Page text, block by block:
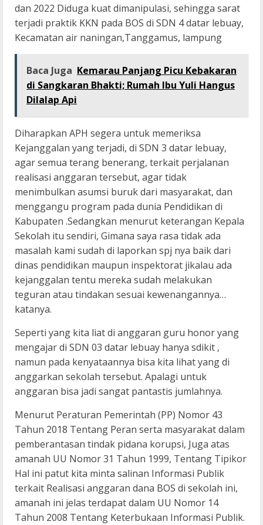
dan 2022 Diduga kuat dimanipulasi, sehingga sarat
terjadi praktik KKN pada BOS di SDN 4 datar lebuay,
Kecamatan air naningan,Tanggamus, lampung
Baca Juga Kemarau Panjang Picu Kebakaran
di Sangkaran Bhakti; Rumah Ibu Yuli Hangus
Dilalap Api
Diharapkan APH segera untuk memeriksa
Kejanggalan yang terjadi, di SDN 3 datar lebuay,
agar semua terang benerang, terkait perjalanan
realisasi anggaran tersebut, agar tidak
menimbulkan asumsi buruk dari masyarakat, dan
menggangu program pada dunia Pendidikan di
Kabupaten .Sedangkan menurut keterangan Kepala
Sekolah itu sendiri, Gimana saya rasa tidak ada
masalah kami sudah di laporkan spj nya baik dari
dinas pendidikan maupun inspektorat jikalau ada
kejanggalan tentu mereka sudah melakukan
teguran atau tindakan sesuai kewenangannya…
katanya.
Seperti yang kita liat di anggaran guru honor yang
mengajar di SDN 03 datar lebuay hanya sdikit ,
namun pada kenyataannya bisa kita lihat yang di
anggarkan sekolah tersebut. Apalagi untuk
anggaran bisa jadi sangat pantastis jumlahnya.
Menurut Peraturan Pemerintah (PP) Nomor 43
Tahun 2018 Tentang Peran serta masyarakat dalam
pemberantasan tindak pidana korupsi, Juga atas
amanah UU Nomor 31 Tahun 1999, Tentang Tipikor
Hal ini patut kita minta salinan Informasi Publik
terkait Realisasi anggaran dana BOS di sekolah ini,
amanah ini jelas terdapat dalam UU Nomor 14
Tahun 2008 Tentang Keterbukaan Informasi Publik.